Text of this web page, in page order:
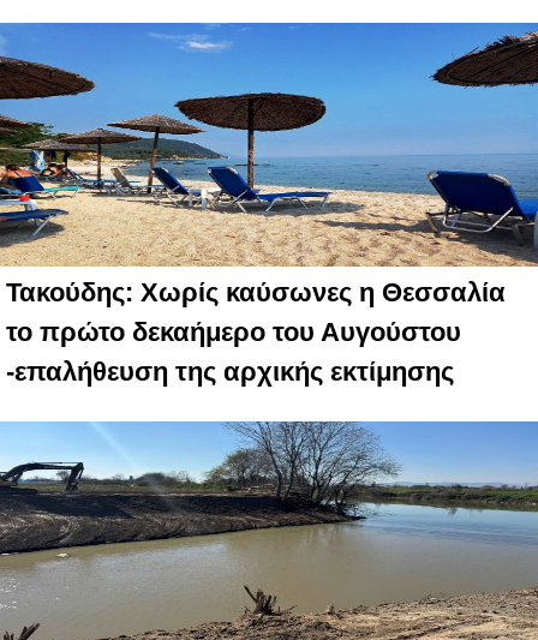
Τακούδης: Χωρίς καύσωνες η Θεσσαλία
το πρώτο δεκαήμερο του Αυγούστου
-επαλήθευση της αρχικής εκτίμησης